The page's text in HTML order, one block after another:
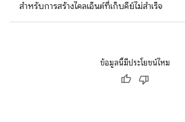
สำหรับการสร้างไคลเอ็นต์ที่เก็บคีย์ไม่สำเร็จ
ข้อมูลนี้มีประโยชน์ไหม